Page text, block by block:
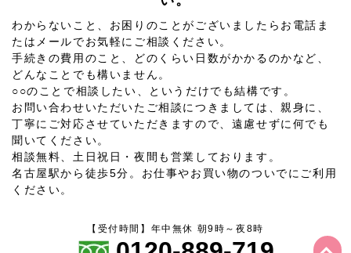
わからないこと、お困りのことがございましたらお電話ま
たはメールでお気軽にご相談ください。
手続きの費用のこと、どのくらい日数がかかるのかなど、
どんなことでも構いません。
○○のことで相談したい、というだけでも結構です。
お問い合わせいただいたご相談につきましては、親身に、
丁寧にご対応させていただきますので、遠慮せずに何でも
聞いてください。
相談無料、土日祝日・夜間も営業しております。
名古屋駅から徒歩5分。お仕事やお買い物のついでにご利用
ください。
【受付時間】年中無休 朝9時～夜8時